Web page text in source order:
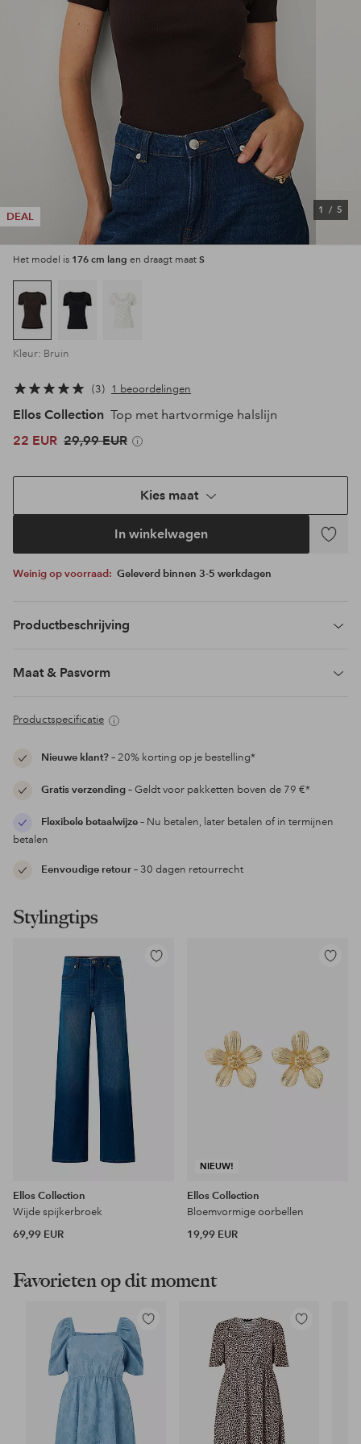
DEAL
1 / 5
Het model is 176 cm lang en draagt maat S
Kleur: Bruin
3 1 beoordelingen
Ellos Collection Top met hartvormige halslijn
22 EUR 29,99 EUR
Kies maat
In winkelwagen
Weinig op voorraad: Geleverd binnen 3-5 werkdagen
Productbeschrijving
Maat & Pasvorm
Productspecificatie
Nieuwe klant?– 20% korting op je bestelling*
Gratis verzending– Geldt voor pakketten boven de 79 €*
Flexibele betaalwijze– Nu betalen, later betalen of in termijnen
betalen
Eenvoudige retour– 30 dagen retourrecht
Stylingtips
Toevoegen
Ellos Collection
Wijde spijkerbroek
69,99 EUR
NIEUW!
Ellos Collection
Bloemvormige oorbellen
19,99 EUR
Favorieten op dit moment
Toevoegen
aan
favorieten
Toevoegen